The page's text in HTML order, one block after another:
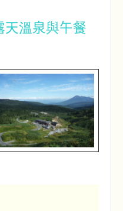
溫泉與午餐